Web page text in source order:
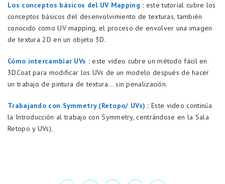
Los conceptos básicos del UV Mapping : este tutorial cubre los
conceptos básicos del desenvolvimiento de texturas, también
conocido como UV mapping, el proceso de envolver una imagen
de textura 2D en un objeto 3D.
Cómo intercambiar UVs :este video cubre un método fácil en
3DCoat para modificar los UVs de un modelo después de hacer
un trabajo de pintura de textura… sin penalización.
Trabajando con Symmetry (Retopo/ UVs) : Este video continúa
la Introducción al trabajo con Symmetry, centrándose en la Sala
Retopo y UVs).